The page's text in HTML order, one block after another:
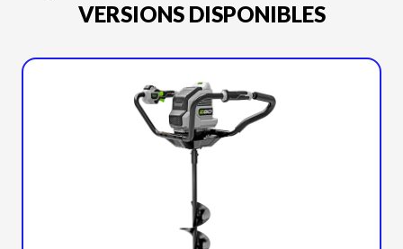
VERSIONS DISPONIBLES